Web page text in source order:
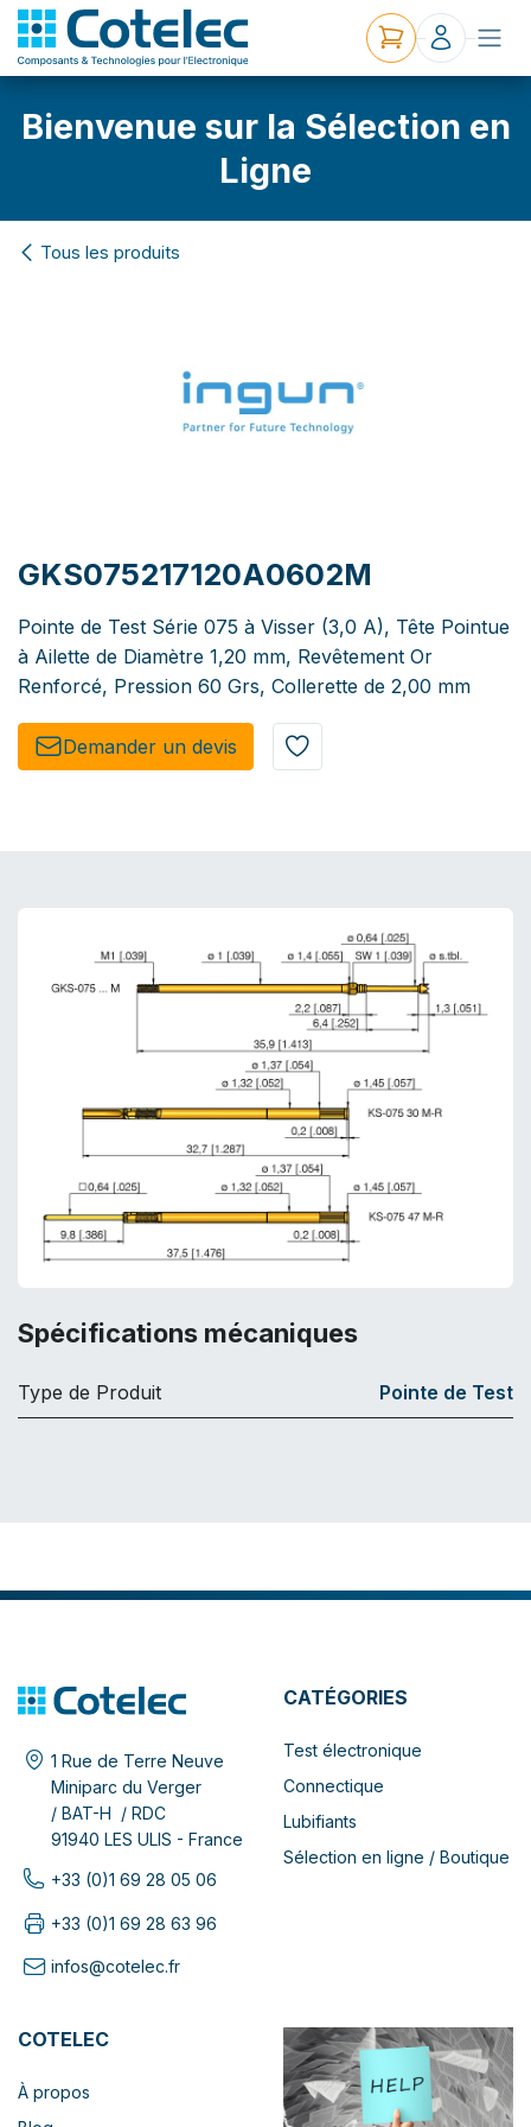
Bienvenue sur la Sélection en
Ligne
Tous les produits
GKS075217120A0602M
Pointe de Test Série 075 à Visser (3,0 A), Tête Pointue
à Ailette de Diamètre 1,20 mm, Revêtement Or
Renforcé, Pression 60 Grs, Collerette de 2,00 mm
Demander un de​​vis​​
Spécifications mécaniques
Type de Produit Pointe de Test
1 Rue de Terre Neuve
Miniparc du Verger
/ BAT-H / RDC
91940 LES ULIS - France
+33 (0)1 69 28 05 06
+33 (0)1 69 28 63 96
infos@cotelec.fr
CATÉGORIES
Test électronique
Connectique
Lubifiants
Sélection en ligne / Boutique
COTELEC
À propos